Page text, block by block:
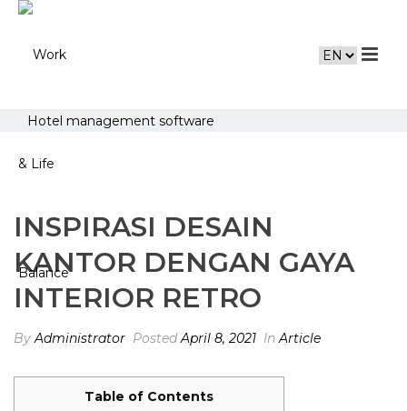
Hotel management software
INSPIRASI DESAIN
KANTOR DENGAN GAYA
INTERIOR RETRO
ByAdministrator PostedApril 8, 2021 InArticle
Table of Contents